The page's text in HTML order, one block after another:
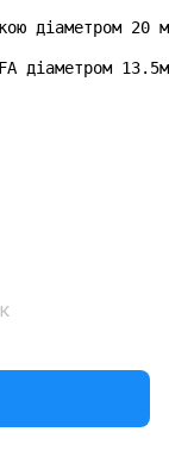
діаметром
діаметром